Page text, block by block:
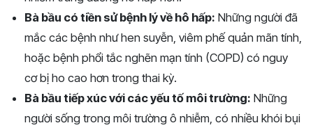
Bà bầu có tiền sử bệnh lý về hô hấp: Những người đã
mắc các bệnh như hen suyễn, viêm phế quản mãn tính,
hoặc bệnh phổi tắc nghẽn mạn tính (COPD) có nguy
cơ bị ho cao hơn trong thai kỳ.
Bà bầu tiếp xúc với các yếu tố môi trường: Những
người sống trong môi trường ô nhiễm, có nhiều khói bụi